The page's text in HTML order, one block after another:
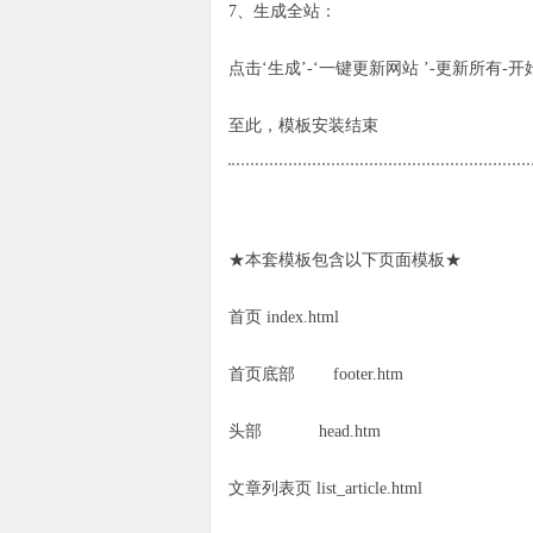
7、生成全站：
点击‘生成’-‘一键更新网站 ’-更新所有-开
至此，模板安装结束
★本套模板包含以下页面模板★
首页 index.html
首页底部 footer.htm
头部 head.htm
文章列表页 list_article.html